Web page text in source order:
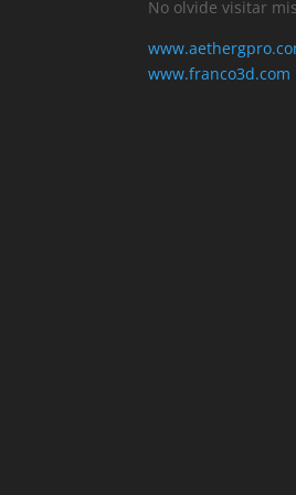
No olvide visitar
www.franco3d.com